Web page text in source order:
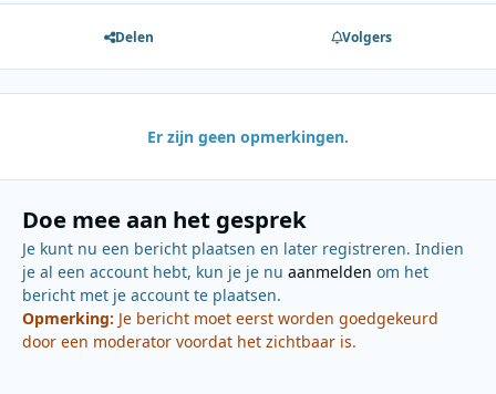
Delen Volgers
Er zijn geen opmerkingen.
Doe mee aan het gesprek
Je kunt nu een bericht plaatsen en later registreren. Indien
je al een account hebt, kun je je nu aanmelden om het
bericht met je account te plaatsen.
Opmerking: Je bericht moet eerst worden goedgekeurd
door een moderator voordat het zichtbaar is.